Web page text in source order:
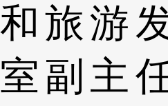
和旅游
室副主